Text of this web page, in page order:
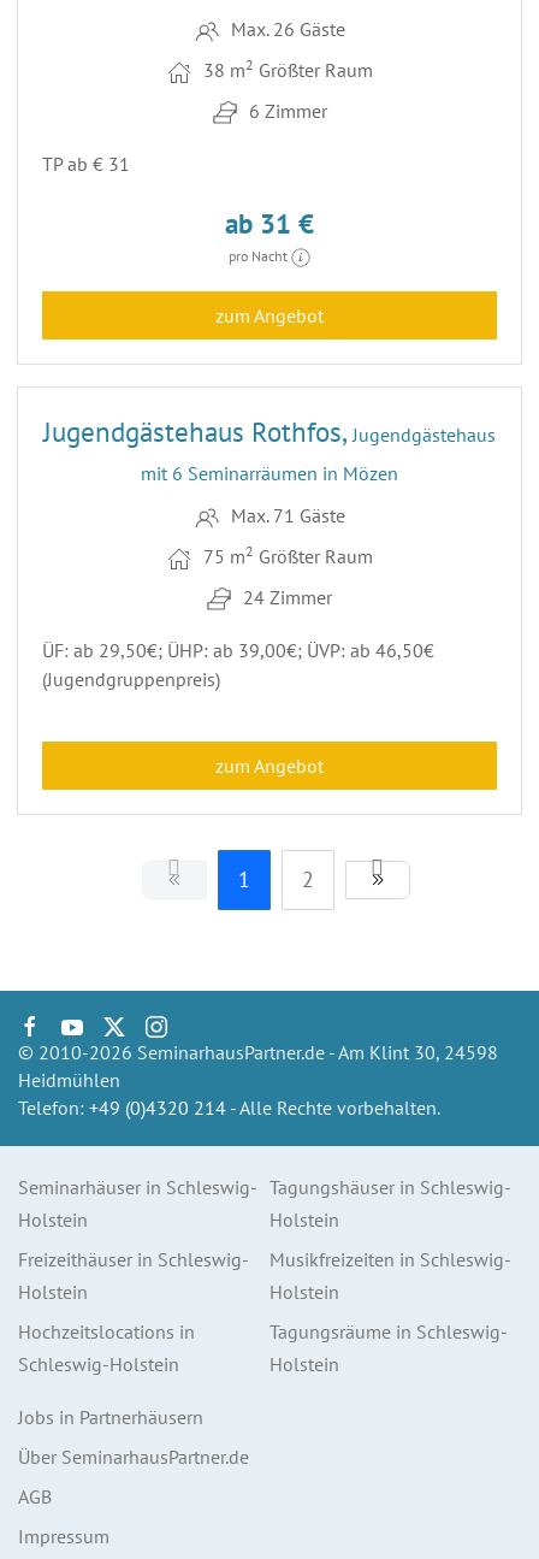
Max. 26 Gäste
38 m2 Größter Raum
6 Zimmer
TP ab € 31
ab 31 €
pro Nacht
zum Angebot
23
Jugendgästehaus Rothfos, Jugendgästehaus
mit 6 Seminarräumen in Mözen
Max. 71 Gäste
75 m2 Größter Raum
24 Zimmer
ÜF: ab 29,50€; ÜHP: ab 39,00€; ÜVP: ab 46,50€
(Jugendgruppenpreis)
zum Angebot
1 2
© 2010-2026 SeminarhausPartner.de - Am Klint 30, 24598
Heidmühlen
Telefon: +49 (0)4320 214 - Alle Rechte vorbehalten.
Seminarhäuser in Schleswig-
Holstein
Tagungshäuser in Schleswig-
Holstein
Freizeithäuser in Schleswig-
Holstein
Musikfreizeiten in Schleswig-
Holstein
Hochzeitslocations in
Schleswig-Holstein
Tagungsräume in Schleswig-
Holstein
Jobs in Partnerhäusern
Über SeminarhausPartner.de
AGB
Impressum